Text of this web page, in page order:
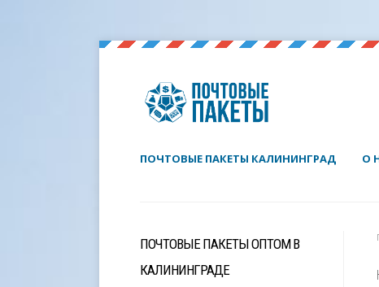
ПОЧТОВЫЕ ПАКЕТЫ КАЛИНИНГРАД О
ПОЧТОВЫЕ ПАКЕТЫ ОПТОМ В
КАЛИНИНГРАДЕ